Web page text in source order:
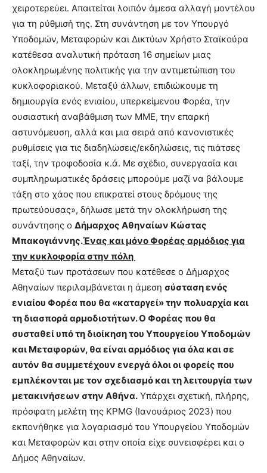
χειροτερεύει. Απαιτείται λοιπόν άμεσα αλλαγή μοντέλου
για τη ρύθμισή της. Στη συνάντηση με τον Υπουργό
Υποδομών, Μεταφορών και Δικτύων Χρήστο Σταϊκούρα
κατέθεσα αναλυτική πρόταση 16 σημείων μιας
ολοκληρωμένης πολιτικής για την αντιμετώπιση του
κυκλοφοριακού. Μεταξύ άλλων, επιδιώκουμε τη
δημιουργία ενός ενιαίου, υπερκείμενου Φορέα, την
ουσιαστική αναβάθμιση των ΜΜΕ, την επαρκή
αστυνόμευση, αλλά και μια σειρά από κανονιστικές
ρυθμίσεις για τις διαδηλώσεις/εκδηλώσεις, τις πιάτσες
ταξί, την τροφοδοσία κ.ά. Με σχέδιο, συνεργασία και
συμπληρωματικές δράσεις μπορούμε μαζί να βάλουμε
τάξη στο χάος που επικρατεί στους δρόμους της
πρωτεύουσας», δήλωσε μετά την ολοκλήρωση της
συνάντησης ο Δήμαρχος Αθηναίων Κώστας
Μπακογιάννης.Ένας και μόνο Φορέας αρμόδιος για
την κυκλοφορία στην πόλη
Μεταξύ των προτάσεων που κατέθεσε ο Δήμαρχος
Αθηναίων περιλαμβάνεται η άμεση σύσταση ενός
ενιαίου Φορέα που θα «καταργεί» την πολυαρχία και
τη διασπορά αρμοδιοτήτων. Ο Φορέας που θα
συσταθεί υπό τη διοίκηση του Υπουργείου Υποδομών
και Μεταφορών, θα είναι αρμόδιος για όλα και σε
αυτόν θα συμμετέχουν ενεργά όλοι οι φορείς που
εμπλέκονται με τον σχεδιασμό και τη λειτουργία των
μετακινήσεων στην Αθήνα. Υπάρχει σχετική, πλήρης,
πρόσφατη μελέτη της KPMG (Ιανουάριος 2023) που
εκπονήθηκε για λογαριασμό του Υπουργείου Υποδομών
και Μεταφορών και στην οποία είχε συνεισφέρει και ο
Δήμος Αθηναίων.